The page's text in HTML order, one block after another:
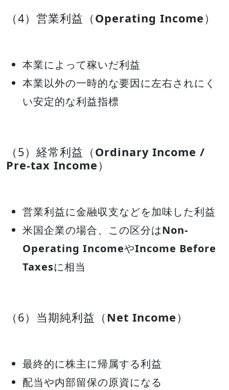
（4）営業利益（Operating Income）
本業によって稼いだ利益
本業以外の一時的な要因に左右されにく
い安定的な利益指標
（5）経常利益（Ordinary Income /
Pre-tax Income）
営業利益に金融収支などを加味した利益
米国企業の場合、この区分はNon-
Operating IncomeやIncome Before
Taxesに相当
（6）当期純利益（ Net Income）
最終的に株主に帰属する利益
配当や内部留保の原資になる